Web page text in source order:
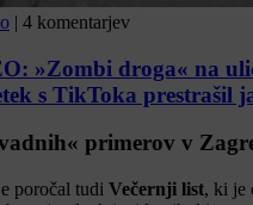
| 4 komentarjev
»Zombi droga« na
s TikToka prestrašil
primerov v
poročal tudi Večernji list, ki je